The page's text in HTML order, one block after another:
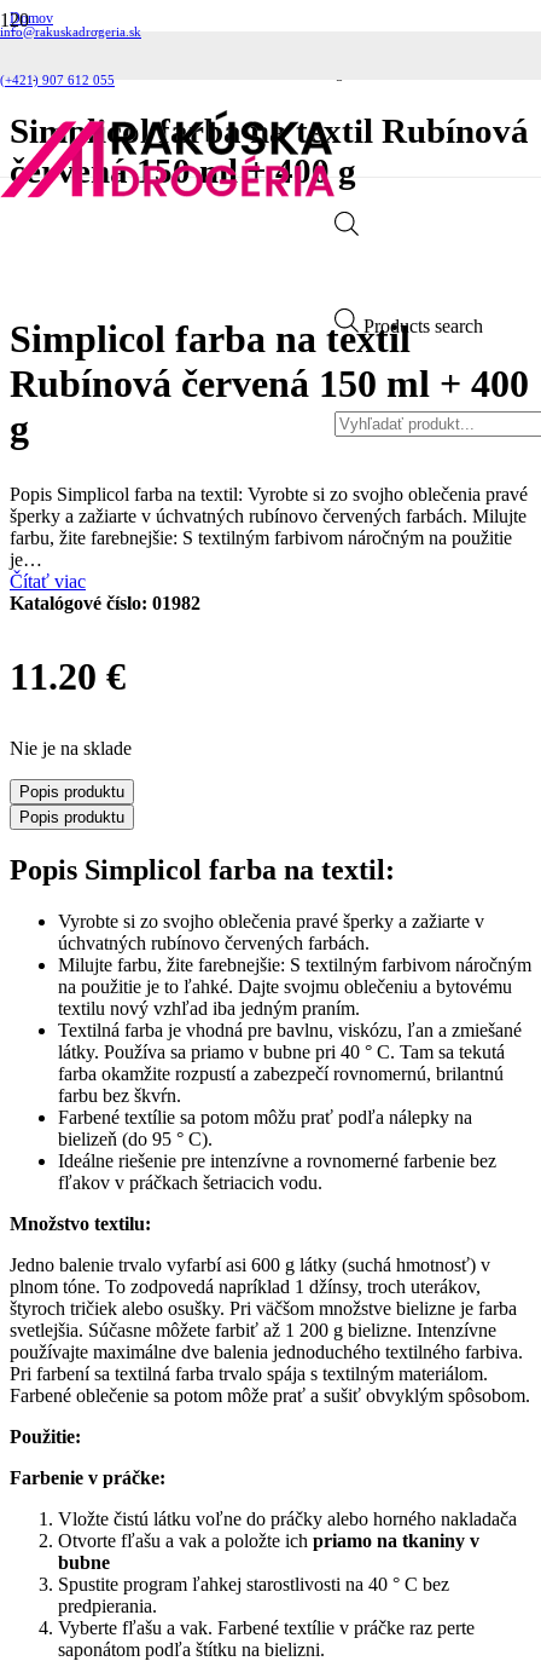
info@rakuskadrogeria.sk
(+421) 907 612 055
Products search
Domov
Pracie prostriedky
Simplicol farba na textil Rubínová červená 150 ml + 400 g
Simplicol farba na textil Rubínová
červená 150 ml + 400 g
Simplicol farba na textil
Rubínová červená 150 ml + 400
g
Popis Simplicol farba na textil: Vyrobte si zo svojho oblečenia pravé
šperky a zažiarte v úchvatných rubínovo červených farbách. Milujte
farbu, žite farebnejšie: S textilným farbivom náročným na použitie
je…
Čítať viac
Katalógové číslo: 01982
11.20 €
Nie je na sklade
Popis produktu
Popis produktu
Popis Simplicol farba na textil:
Vyrobte si zo svojho oblečenia pravé šperky a zažiarte v
úchvatných rubínovo červených farbách.
Milujte farbu, žite farebnejšie: S textilným farbivom náročným
na použitie je to ľahké. Dajte svojmu oblečeniu a bytovému
textilu nový vzhľad iba jedným praním.
Textilná farba je vhodná pre bavlnu, viskózu, ľan a zmiešané
látky. Používa sa priamo v bubne pri 40 ° C. Tam sa tekutá
farba okamžite rozpustí a zabezpečí rovnomernú, brilantnú
farbu bez škvŕn.
Farbené textílie sa potom môžu prať podľa nálepky na
bielizeň (do 95 ° C).
Ideálne riešenie pre intenzívne a rovnomerné farbenie bez
fľakov v práčkach šetriacich vodu.
Množstvo textilu:
Jedno balenie trvalo vyfarbí asi 600 g látky (suchá hmotnosť) v
plnom tóne. To zodpovedá napríklad 1 džínsy, troch uterákov,
štyroch tričiek alebo osušky. Pri väčšom množstve bielizne je farba
svetlejšia. Súčasne môžete farbiť až 1 200 g bielizne. Intenzívne
používajte maximálne dve balenia jednoduchého textilného farbiva.
Pri farbení sa textilná farba trvalo spája s textilným materiálom.
Farbené oblečenie sa potom môže prať a sušiť obvyklým spôsobom.
Použitie:
Farbenie v práčke:
Vložte čistú látku voľne do práčky alebo horného nakladača
Otvorte fľašu a vak a položte ich priamo na tkaniny v
bubne
Spustite program ľahkej starostlivosti na 40 ° C bez
predpierania.
Vyberte fľašu a vak. Farbené textílie v práčke raz perte
saponátom podľa štítku na bielizni.